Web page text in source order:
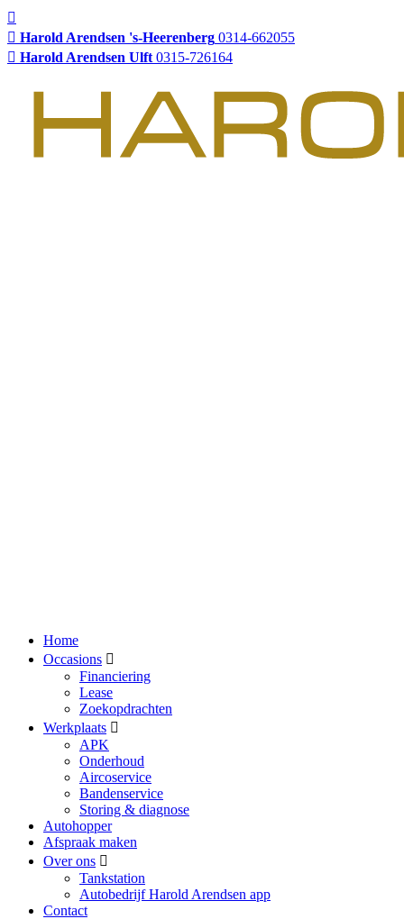
Harold Arendsen 's-Heerenberg 0314-662055
Harold Arendsen Ulft 0315-726164
Home
Occasions
Financiering
Lease
Zoekopdrachten
Werkplaats
APK
Onderhoud
Aircoservice
Bandenservice
Storing & diagnose
Autohopper
Afspraak maken
Over ons
Tankstation
Autobedrijf Harold Arendsen app
Contact